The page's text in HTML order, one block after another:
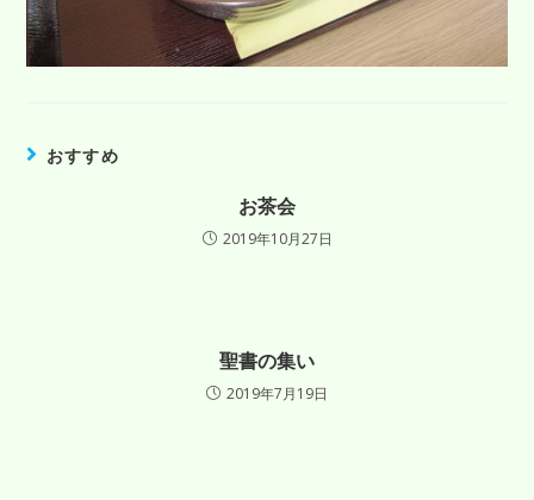
おすすめ
お茶会
2019年10月27日
聖書の集い
2019年7月19日